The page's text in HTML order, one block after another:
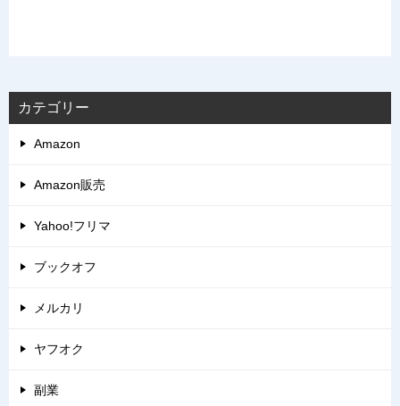
カテゴリー
Amazon
Amazon販売
Yahoo!フリマ
ブックオフ
メルカリ
ヤフオク
副業